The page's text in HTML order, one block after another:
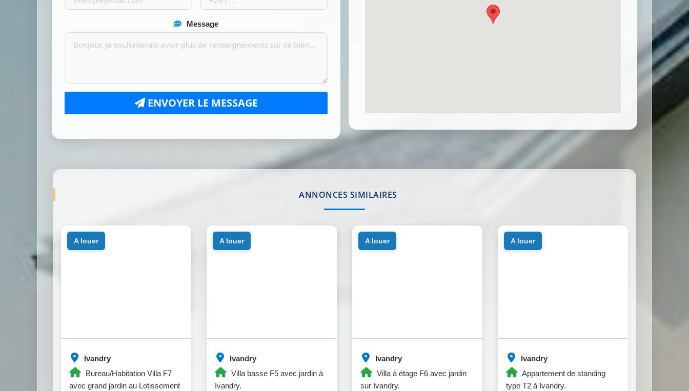
Message
ENVOYER LE MESSAGE
ANNONCES SIMILAIRES
Ivandry
Bureau/Habitation Villa F7
avec grand jardin au Lotissement
a louer
Ivandry
Villa basse F5 avec jardin à
Ivandry.
a louer
Ivandry
Villa à étage F6 avec jardin
sur Ivandry.
a louer
Ivandry
Appartement de standing
type T2 à Ivandry.
a louer